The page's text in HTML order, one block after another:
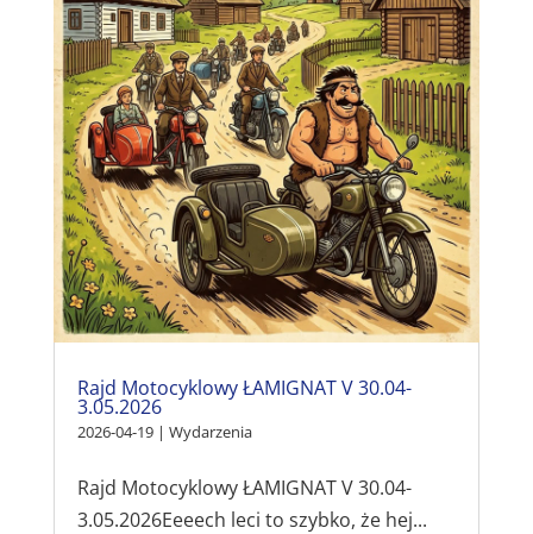
Rajd Motocyklowy ŁAMIGNAT V 30.04-
3.05.2026
2026-04-19| Wydarzenia
Rajd Motocyklowy ŁAMIGNAT V 30.04-
3.05.2026Eeeech leci to szybko, że hej...